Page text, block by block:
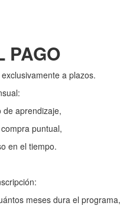
PAGO
a plazos.
de aprendizaje,
puntual,
en el tiempo.
meses dura el